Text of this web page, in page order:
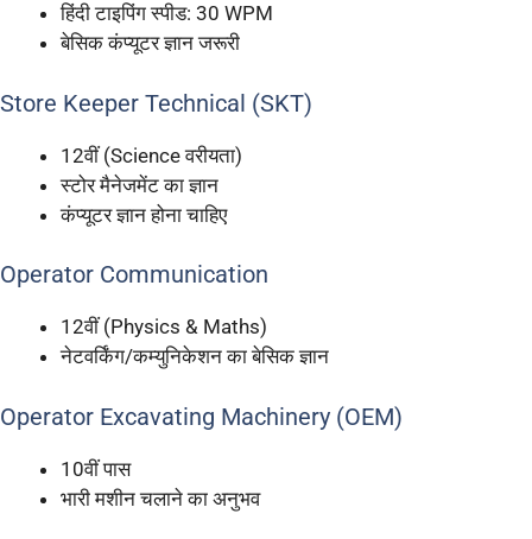
हिंदी टाइपिंग स्पीड: 30 WPM
बेसिक कंप्यूटर ज्ञान जरूरी
Store Keeper Technical (SKT)
12वीं (Science वरीयता)
स्टोर मैनेजमेंट का ज्ञान
कंप्यूटर ज्ञान होना चाहिए
Operator Communication
12वीं (Physics & Maths)
नेटवर्किंग/कम्युनिकेशन का बेसिक ज्ञान
Operator Excavating Machinery (OEM)
10वीं पास
भारी मशीन चलाने का अनुभव